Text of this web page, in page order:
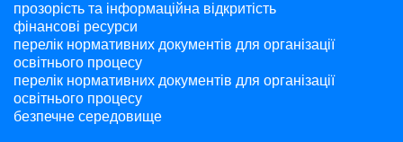
прозорість та інформаційна відкритість
фінансові ресурси
перелік нормативних документів для організації
освітнього процесу
перелік нормативних документів для організації
освітнього процесу
безпечне середовище